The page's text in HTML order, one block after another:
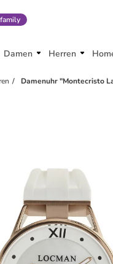
family
Damen Herren
Damenuhr "Montecristo